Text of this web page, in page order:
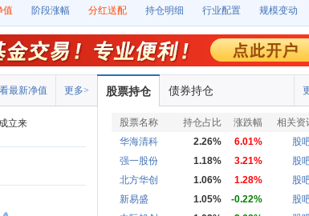
值 阶段涨幅 分红送配 持仓明细 行业配置 规模变动
更多>
最新净值
成立来
股票持仓 债券持仓
股票名称 持仓占比 涨跌幅
相关资
华海清科
2.26% 6.01%
股
强一股份
1.18% 3.21%
股
北方华创
1.06% 1.28%
股
新易盛
1.05% -0.22%
股